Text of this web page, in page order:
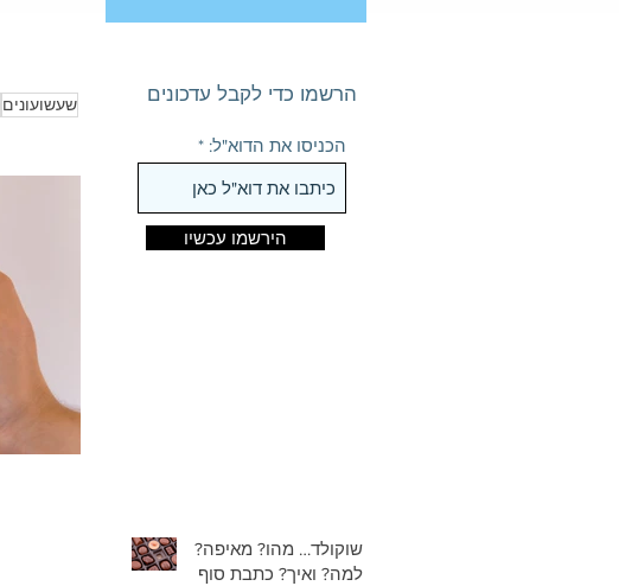
שעשועונים הרשמו כדי לקבל עדכונים
הכניסו את הדוא"ל:
הירשמו עכשיו
שוקולד… מהו? מאיפה?
למה? ואיך? כתבת סוף